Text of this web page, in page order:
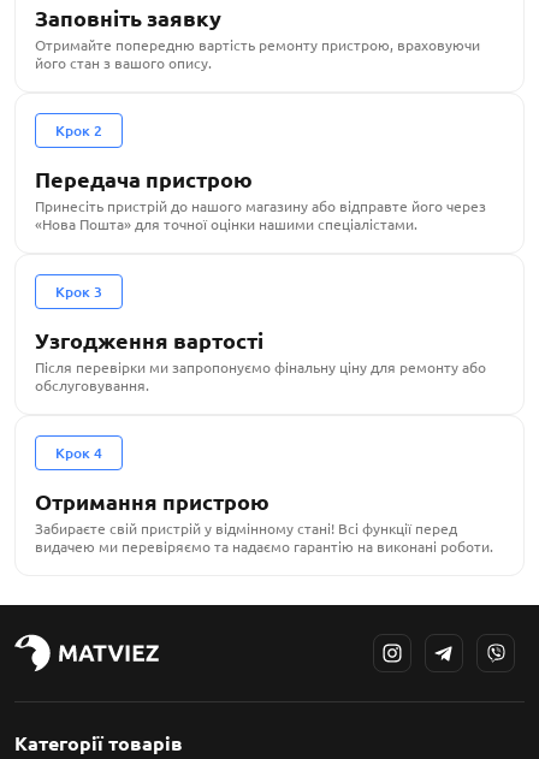
Заповніть заявку
Отримайте попередню вартість ремонту пристрою, враховуючи
його стан з вашого опису.
Крок 2
Передача пристрою
Принесіть пристрій до нашого магазину або відправте його через
«Нова Пошта» для точної оцінки нашими спеціалістами.
Крок 3
Узгодження вартості
Після перевірки ми запропонуємо фінальну ціну для ремонту або
обслуговування.
Крок 4
Отримання пристрою
Забираєте свій пристрій у відмінному стані! Всі функції перед
видачею ми перевіряємо та надаємо гарантію на виконані роботи.
Категорії товарів